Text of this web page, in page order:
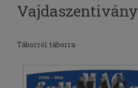
Vajdaszentivány
Táborról táborra